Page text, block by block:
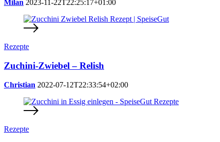
Milan 2023-11-22T22:25:17+01:00
Rezepte
Zuchini-Zwiebel – Relish
Christian 2022-07-12T22:33:54+02:00
Rezepte